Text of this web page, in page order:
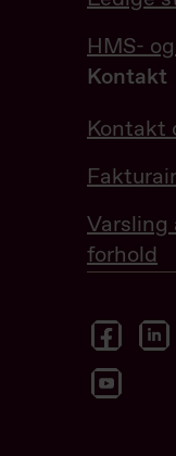
HMS-
Kontakt
Kontakt
forhold
facebook
youtube